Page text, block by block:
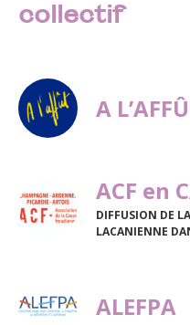
collectif
A
ACF en
DIFFUSION DE
LACANIENNE
ALEFPA